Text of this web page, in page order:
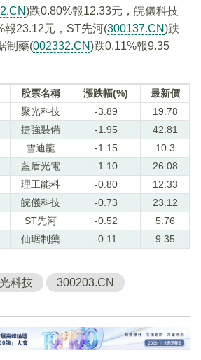
)跌0.80%報12.33元，皖儀科技
報23.12元，ST先河(300137.CN)跌
制藥(002332.CN)跌0.11%報9.35
股票名稱 漲跌幅(%)
最新價
聚光科技 -3.89
19.78
捷強裝備 -1.95
42.81
雪迪龍 -1.15
10.3
藍盾光電 -1.10
26.08
理工能科 -0.80
12.33
皖儀科技 -0.73
23.12
ST先河 -0.52
5.76
仙琚制藥 -0.11 9.35
科技 300203.CN